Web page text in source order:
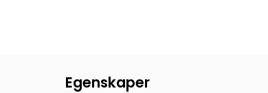
Egenskaper